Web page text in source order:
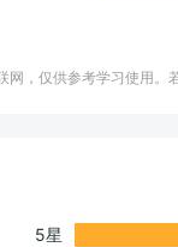
网，仅供参考学习使用。
5星